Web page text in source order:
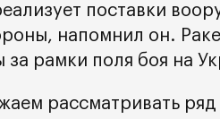
поставки
напомнил он.
за рамки поля боя на
рассматривать